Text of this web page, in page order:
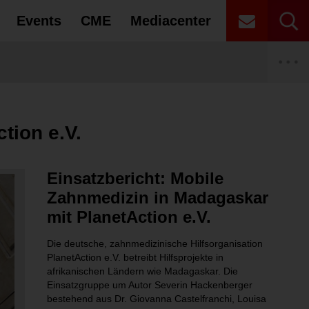
im Gesundheitswesen: VDZI fordert
zahntechnischer Labore
(ePA) – Was Sie wissen
Zahntechnik
Alterszahnmedizin
und BT2 Tiefbiss-Korrektor
Zahntechnik Meisterschulen
Unternehmensberatung & Agenturen
Events
der DGET
CME
– Klinische Aspekte von
Mediacenter
bei nicht ordnungsgemäßen Entsorgungen
e.V.
Einsatzbericht: Mobile
Zahnmedizin in Madagaskar
mit PlanetAction e.V.
Die deutsche, zahnmedizinische Hilfsorganisation
PlanetAction e.V. betreibt Hilfsprojekte in
afrikanischen Ländern wie Madagaskar. Die
Einsatzgruppe um Autor Severin Hackenberger
bestehend aus Dr. Giovanna Castelfranchi, Louisa